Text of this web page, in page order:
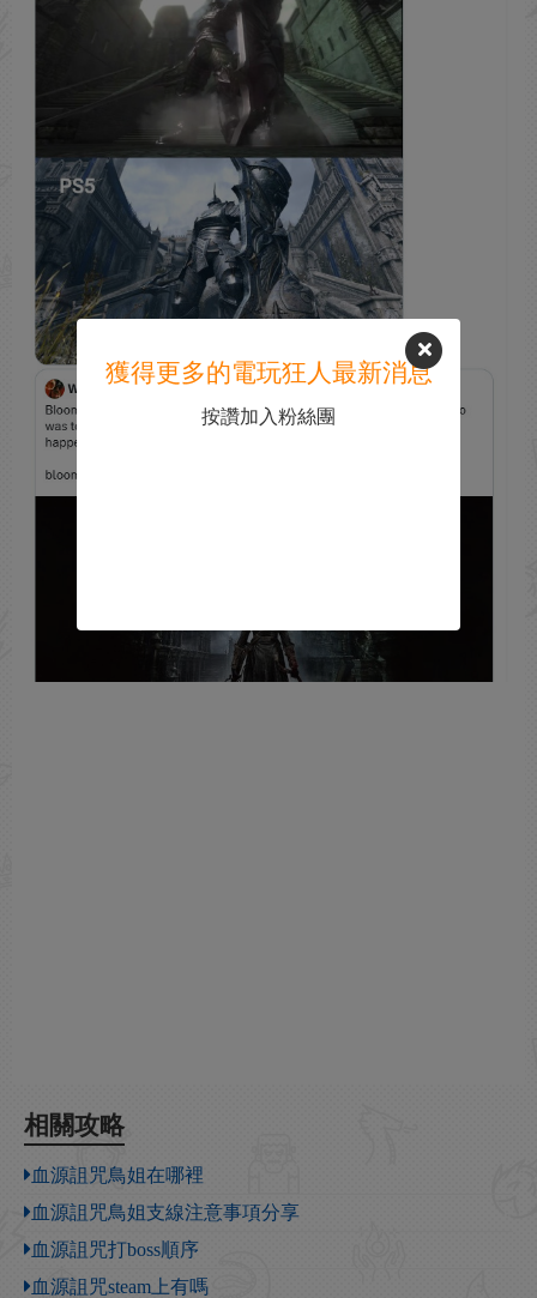
相關攻略
血源詛咒鳥姐在哪裡
血源詛咒鳥姐支線注意事項分享
血源詛咒打boss順序
血源詛咒steam上有嗎
獲得更多的電玩狂人最新消息
按讚加入粉絲團